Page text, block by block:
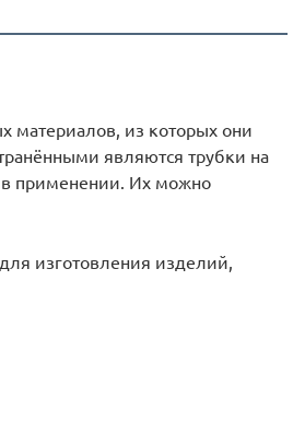
материалов, из которых они
являются трубки на
применении. Их можно
изготовления изделий,